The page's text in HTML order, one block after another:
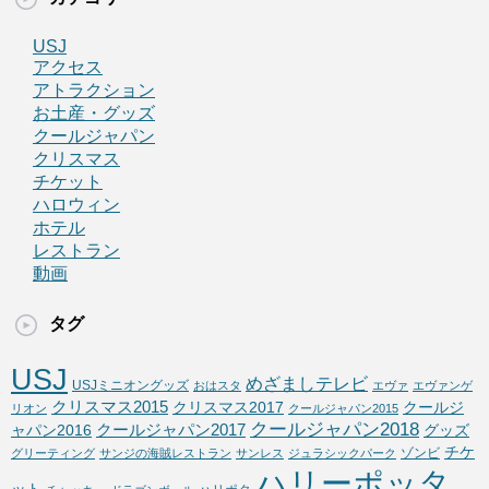
USJ
アクセス
アトラクション
お土産・グッズ
クールジャパン
クリスマス
チケット
ハロウィン
ホテル
レストラン
動画
タグ
USJ USJミニオングッズ おはスタ めざましテレビ エヴァ エヴァンゲ
リオン クリスマス2015 クリスマス2017 クールジャパン2015 クールジ
ャパン2016 クールジャパン2017 クールジャパン2018 グッズ
グリーティング サンジの海賊レストラン サンレス ジュラシックパーク ゾンビ チケ